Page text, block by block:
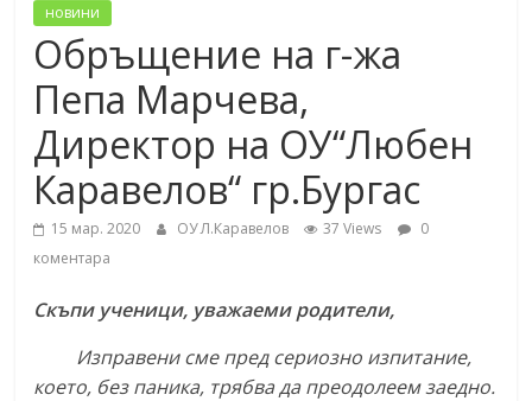
новини
Обръщение на г-жа
Пепа Марчева,
Директор на ОУ“Любен
Каравелов“ гр.Бургас
15 мар. 2020 ОУ Л.Каравелов 37 Views
0
коментара
Скъпи ученици, уважаеми родители,
Изправени сме пред сериозно изпитание,
което, без паника, трябва да преодолеем заедно.